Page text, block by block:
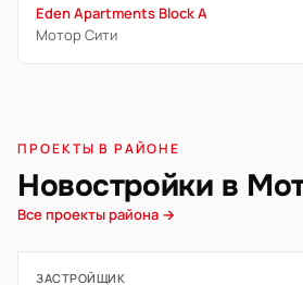
Eden Apartments Block A
Мотор Сити
ПРОЕКТЫ В РАЙОНЕ
Новостройки в
Все проекты района →
ЗАСТРОЙЩИК